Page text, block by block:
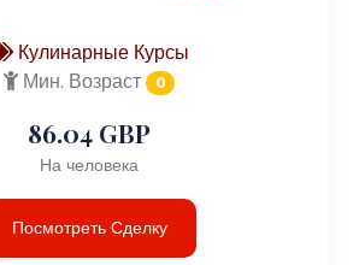
Кулинарные Курсы
Мин. Возраст
0
86.04 GBP
На человека
Посмотреть Сделку